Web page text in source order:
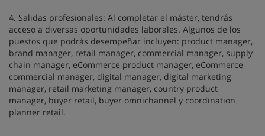
4. Salidas profesionales: Al completar el máster, tendrás
acceso a diversas oportunidades laborales. Algunos de los
puestos que podrás desempeñar incluyen: product manager,
brand manager, retail manager, commercial manager, supply
chain manager, eCommerce product manager, eCommerce
commercial manager, digital manager, digital marketing
manager, retail marketing manager, country product
manager, buyer retail, buyer omnichannel y coordination
planner retail.